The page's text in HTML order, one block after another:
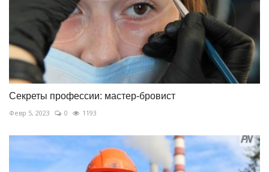
Секреты профессии: мастер-бровист
Февр 5, 2023 0 1193